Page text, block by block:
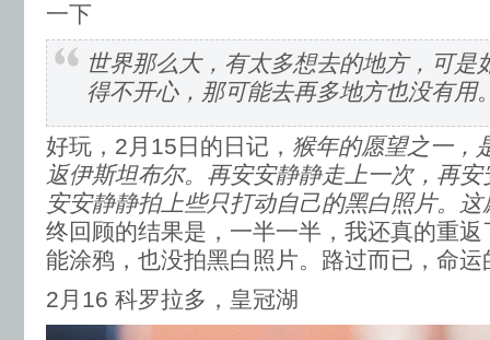
一下
世界那么大，有太多想去的地方，可是
得不开心，那可能去再多地方也没有用
好玩，2月15日的日记， 猴年的愿望之一，
返伊斯坦布尔。再安安静静走上一次，再
安安静静拍上些只打动自己的黑白照片。
终回顾的结果是，一半一半，我还真的重
能涂鸦，也没拍黑白照片。路过而已，命运
2月16 科罗拉多，皇冠湖